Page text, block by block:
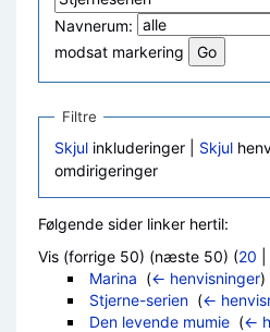
Navnerum:
modsat markering
Filtre
Skjul inkluderinger | Skjul
omdirigeringer
Følgende sider linker hertil:
Vis (forrige 50) (næste 50) (20
Marina (← henvisninger)
Stjerne-serien‎ (←
Den levende mumie‎ (←